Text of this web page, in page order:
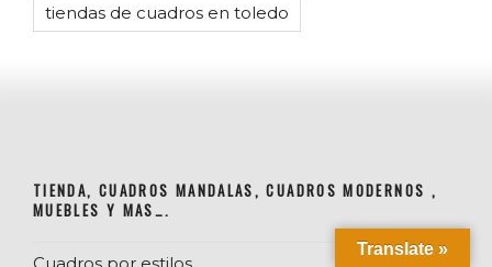
tiendas de cuadros en toledo
TIENDA, CUADROS MANDALAS, CUADROS MODERNOS ,
MUEBLES Y MAS….
Translate »